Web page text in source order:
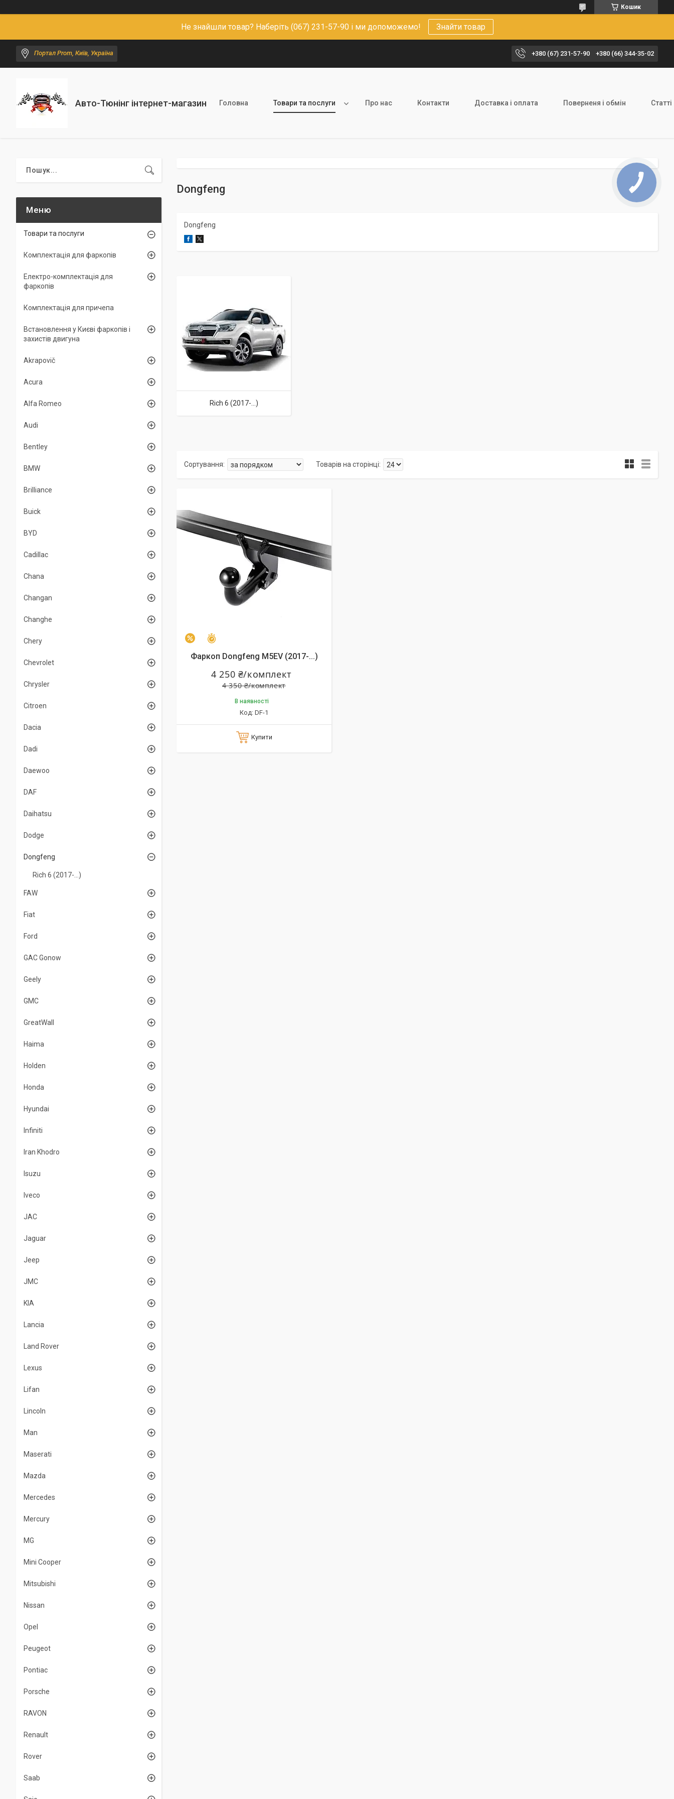
Кошик
Не знайшли товар? Наберіть (067) 231-57-90 і ми допоможемо! Знайти товар
Портал Prom, Київ, Україна +380 (67) 231-57-90 +380 (66) 344-35-02
Авто-Тюнінг інтернет-магазин Головна Товари та послуги Про нас Контакти Доставка і оплата Поверненя і обмін Статті
Dongfeng
Dongfeng
Rich 6 (2017-...)
–2%
Фаркоп Dongfeng M5EV (2017-...)
4 350 ₴/комплект
4 250 ₴/комплект
В наявності
DF-1
Купити
Товари та послуги
Комплектація для фаркопів
Електро-комплектація для
фаркопів
Комплектація для причепа
Встановлення у Києві фаркопів і
захистів двигуна
Akrapovič
Acura
Alfa Romeo
Audi
Bentley
BMW
Brilliance
Buick
BYD
Cadillac
Chana
Changan
Changhe
Chery
Chevrolet
Chrysler
Citroen
Dacia
Dadi
Daewoo
DAF
Daihatsu
Dodge
Dongfeng
Rich 6 (2017-...)
FAW
Fiat
Ford
GAC Gonow
Geely
GMC
GreatWall
Haima
Holden
Honda
Hyundai
Infiniti
Iran Khodro
Isuzu
Iveco
JAC
Jaguar
Jeep
JMC
KIA
Lancia
Land Rover
Lexus
Lifan
Lincoln
Man
Maserati
Mazda
Mercedes
Mercury
MG
Mini Cooper
Mitsubishi
Nissan
Opel
Peugeot
Pontiac
Porsche
RAVON
Renault
Rover
Saab